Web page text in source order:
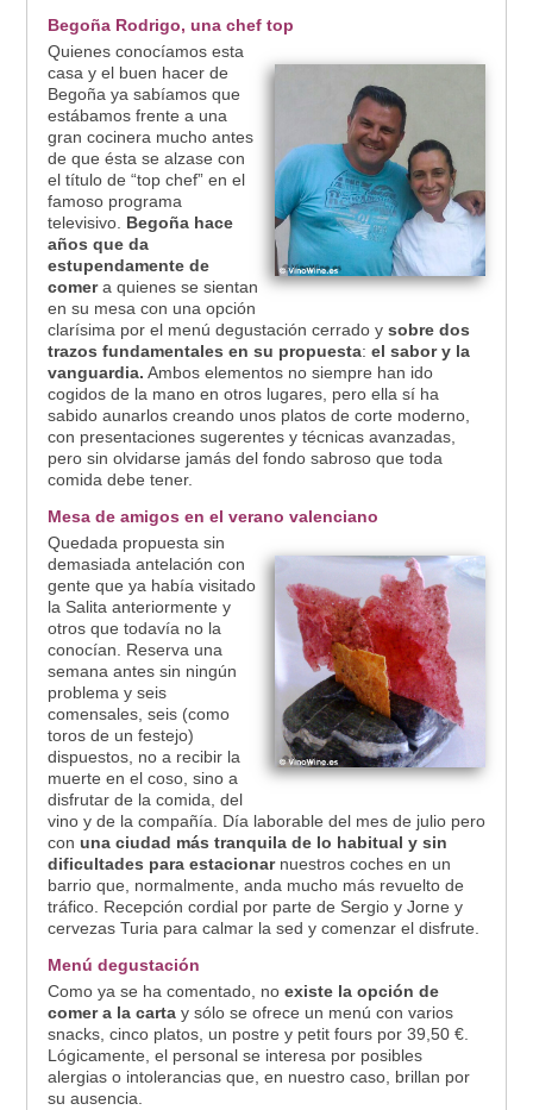
Begoña Rodrigo, una chef top
Quienes conocíamos esta
casa y el buen hacer de
Begoña ya sabíamos que
estábamos frente a una
gran cocinera mucho antes
de que ésta se alzase con
el título de “top chef” en el
famoso programa
televisivo. Begoña hace
años que da
estupendamente de
comera quienes se sientan
en su mesa con una opción
clarísima por el menú degustación cerrado y sobre dos
trazos fundamentales en su propuesta: el sabor y la
vanguardia. Ambos elementos no siempre han ido
cogidos de la mano en otros lugares, pero ella sí ha
sabido aunarlos creando unos platos de corte moderno,
con presentaciones sugerentes y técnicas avanzadas,
pero sin olvidarse jamás del fondo sabroso que toda
comida debe tener.
Mesa de amigos en el verano valenciano
Quedada propuesta sin
demasiada antelación con
gente que ya había visitado
la Salita anteriormente y
otros que todavía no la
conocían. Reserva una
semana antes sin ningún
problema y seis
comensales, seis (como
toros de un festejo)
dispuestos, no a recibir la
muerte en el coso, sino a
disfrutar de la comida, del
vino y de la compañía. Día laborable del mes de julio pero
con una ciudad más tranquila de lo habitual y sin
dificultades para estacionarnuestros coches en un
barrio que, normalmente, anda mucho más revuelto de
tráfico. Recepción cordial por parte de Sergio y Jorne y
cervezas Turia para calmar la sed y comenzar el disfrute.
Menú degustación
Como ya se ha comentado, no existe la opción de
comer a la cartay sólo se ofrece un menú con varios
snacks, cinco platos, un postre y petit fours por 39,50 €.
Lógicamente, el personal se interesa por posibles
alergias o intolerancias que, en nuestro caso, brillan por
su ausencia.